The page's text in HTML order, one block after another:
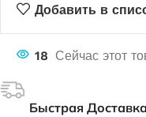
Добавить в
18 Сейчас этот
Быстрая Доставка